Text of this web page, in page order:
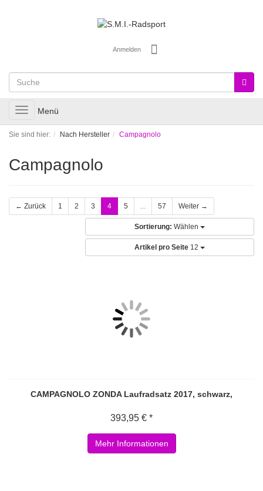
Anmelden
Toggle
navigation
Menü
Sie sind hier: Nach Hersteller Campagnolo
Campagnolo
← Zurück 1 2 3 4 5 ... 57 Weiter →
Sortierung: Wählen
Artikel pro Seite 12
CAMPAGNOLO ZONDA Laufradsatz 2017, schwarz,
393,95 € *
Mehr Informationen